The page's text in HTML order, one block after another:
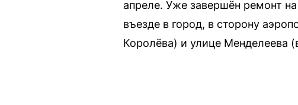
апреле. Уже завершён ремонт
въезде в город, в сторону
Королёва) и улице Менделеева